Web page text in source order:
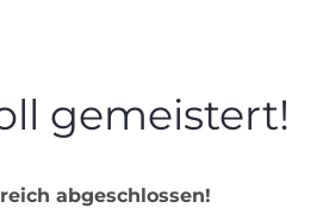
gemeistert!
abgeschlossen!